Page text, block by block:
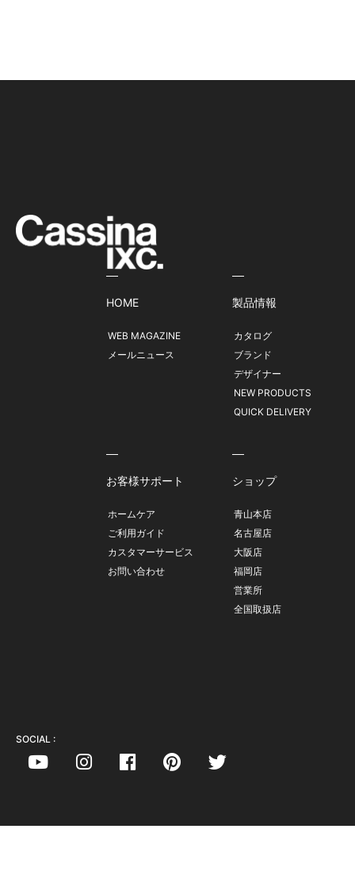
HOME
WEB MAGAZINE
メールニュース
製品情報
カタログ
ブランド
デザイナー
NEW PRODUCTS
QUICK DELIVERY
お客様サポート
ホームケア
ご利用ガイド
カスタマーサービス
お問い合わせ
ショップ
青山本店
名古屋店
大阪店
福岡店
営業所
全国取扱店
SOCIAL :